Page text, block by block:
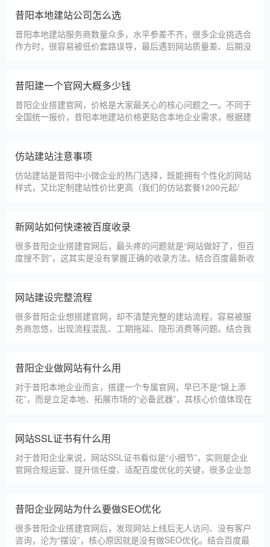
昔阳本地建站公司怎么选
昔阳本地建站服务商数量众多，水平参差不齐，很多企业挑选合
作方时，很容易被低价套路误导，最后遇到网站质量差、后期没
实用的挑选技巧，帮大家轻松选到靠谱的建站团队。第一，优先
选择深耕建站行业多年
昔阳建一个官网大概多少钱
昔阳企业搭建官网，价格是大家最关心的核心问题之一。不同于
全国统一报价，昔阳本地建站价格更贴合本地企业需求，根据建
费，完全符合本地企业的预算需求。目前，我们针对昔阳本地企
业，推出4类核心建站套餐
仿站建站注意事项
仿站建站是昔阳中小微企业的热门选择，既能拥有个性化的网站
样式，又比定制建站性价比更高（我们的仿站套餐1200元起/
得不偿失。结合百度最新算法和本地企业的实际踩坑案例，今天
详细梳理仿站建站的核心注
新网站如何快速被百度收录
很多昔阳企业搭建官网后，最头疼的问题就是“网站做好了，但百
度搜不到”，这其实是没有掌握正确的收录方法。结合百度最新收
操作。第一，完善网站基础信息，确保符合百度抓取规则。首
先，确认网站域名已
网站建设完整流程
很多昔阳企业想搭建官网，却不清楚完整的建站流程，容易被服
务商忽悠，出现流程混乱、工期拖延、隐形消费等问题。结合我
助昔阳企业理清思路，顺利完成建站，避免踩坑。第一步，需求
沟通与方案确定。这是
昔阳企业做网站有什么用
对于昔阳本地企业而言，搭建一个专属官网，早已不是“锦上添
花”，而是立足本地、拓展市场的“必备武器”，其核心价值体现在
店有营业时间限制，官网24小时在线，无论昔阳本地客户是白天
咨询、深夜了解
网站SSL证书有什么用
对于昔阳企业来说，网站SSL证书看似是“小细节”，实则是企业
官网合规运营、提升信任度、适配百度优化的关键，很多企业忽
细解读SSL证书的核心作用，帮助企业避开误区、正确使用。首
先，SSL证书最核心的
昔阳企业网站为什么要做SEO优化
很多昔阳企业搭建官网后，发现网站上线后无人访问、没有客户
咨询，沦为“摆设”，核心原因就是没有做SEO优化。结合百度最